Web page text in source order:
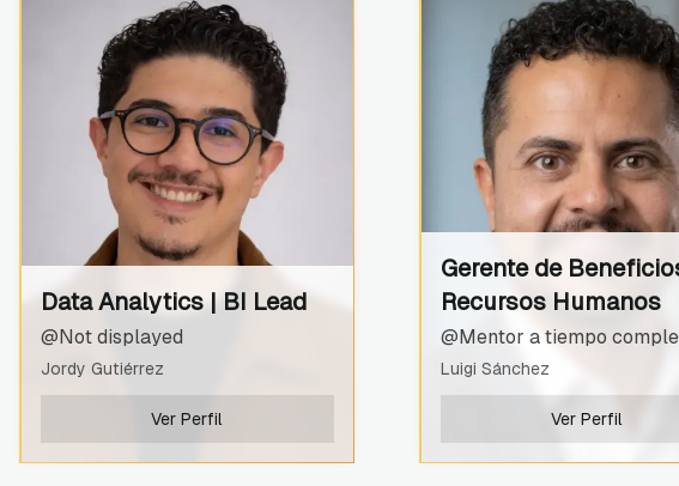
Data Analytics | BI Lead
@Not displayed
Jordy Gutiérrez
Ver Perfil
Gerente de
Recursos Humanos
@Mentor a tiempo
Luigi Sánchez
Ver Perfil